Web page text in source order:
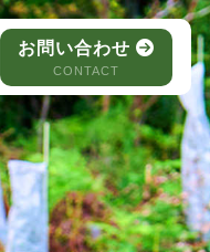
お問い合わせ
CONTACT